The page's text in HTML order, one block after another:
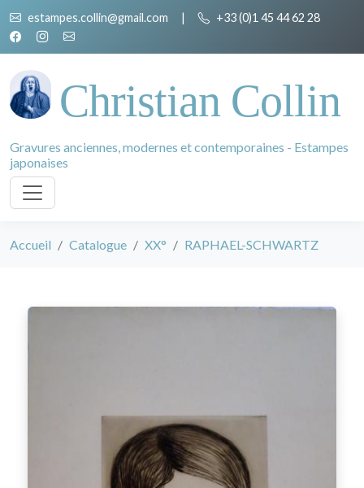
estampes.collin@gmail.com | +33 (0)1 45 44 62 28
Christian Collin
Gravures anciennes, modernes et contemporaines - Estampes
japonaises
Accueil Catalogue XX° RAPHAEL-SCHWARTZ